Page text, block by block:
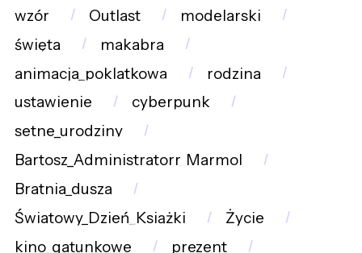
wzór
Outlast
modelarski
święta
makabra
animacja_poklatkowa
rodzina
ustawienie
cyberpunk
setne_urodziny
Bartosz_Administratorr_Marmol
Bratnia_dusza
Światowy_Dzień_Książki
Życie
kino_gatunkowe
prezent